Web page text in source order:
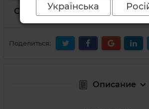
Способы оплаты
Поделиться:
Описание
Українська